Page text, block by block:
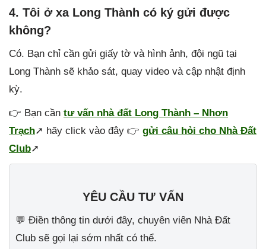
4. Tôi ở xa Long Thành có ký gửi được
không?
Có. Bạn chỉ cần gửi giấy tờ và hình ảnh, đội ngũ tại
Long Thành sẽ khảo sát, quay video và cập nhật định
kỳ.
👉 Bạn cần tư vấn nhà đất Long Thành – Nhơn
Trạch➚ hãy click vào đây 👉 gửi câu hỏi cho Nhà Đất
Club➚
YÊU CẦU TƯ VẤN
💬 Điền thông tin dưới đây, chuyên viên Nhà Đất
Club sẽ gọi lại sớm nhất có thể.